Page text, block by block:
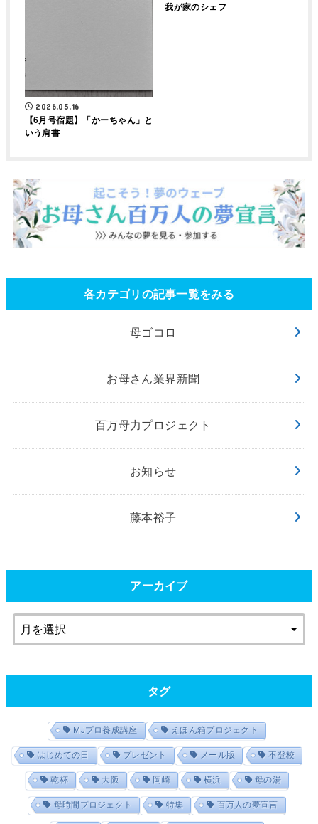
2026.05.16
【6月号宿題】「かーちゃん」と
いう肩書
我が家のシェフ
各カテゴリの記事一覧をみる
母ゴコロ
お母さん業界新聞
百万母力プロジェクト
お知らせ
藤本裕子
アーカイブ
タグ
MJプロ養成講座 えほん箱プロジェクト
はじめての日 プレゼント メール版 不登校
乾杯 大阪 岡崎 横浜 母の湯
母時間プロジェクト 特集 百万人の夢宣言